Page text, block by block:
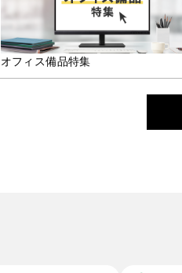
オフィス備品特集